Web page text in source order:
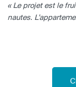
« Le projet est le
nautes.